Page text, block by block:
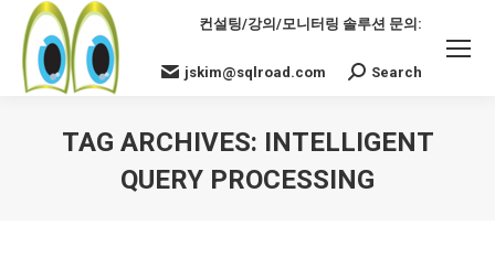
컨설팅/강의/모니터링 솔루션 문의:
jskim@sqlroad.com Search:
Search
TAG ARCHIVES: INTELLIGENT
QUERY PROCESSING